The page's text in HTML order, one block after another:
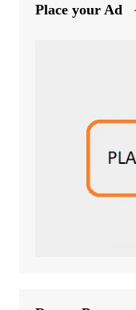
Place your Ad